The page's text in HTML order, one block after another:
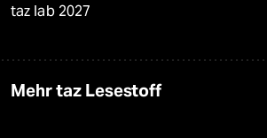
taz lab 2027
Mehr taz Lesestoff